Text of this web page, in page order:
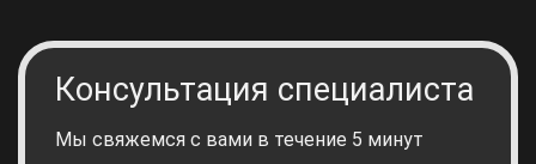
Консультация специалиста
Мы свяжемся с вами в течение 5 минут